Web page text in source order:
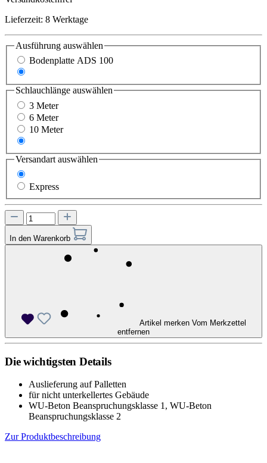
Lieferzeit: 8 Werktage
Ausführung auswählen
Bodenplatte ADS 100
Schlauchlänge auswählen
3 Meter
6 Meter
10 Meter
Versandart auswählen
Express
In den Warenkorb
Artikel merken Vom Merkzettel
entfernen
Die wichtigsten Details
Auslieferung auf Palletten
für nicht unterkellertes Gebäude
WU-Beton Beanspruchungsklasse 1, WU-Beton
Beanspruchungsklasse 2
Zur Produktbeschreibung